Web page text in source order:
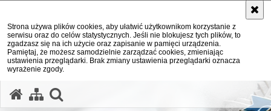
Strona używa plików cookies, aby ułatwić użytkownikom korzystanie z
serwisu oraz do celów statystycznych. Jeśli nie blokujesz tych plików, to
zgadzasz się na ich użycie oraz zapisanie w pamięci urządzenia.
Pamiętaj, że możesz samodzielnie zarządzać cookies, zmieniając
ustawienia przeglądarki. Brak zmiany ustawienia przeglądarki oznacza
wyrażenie zgody.